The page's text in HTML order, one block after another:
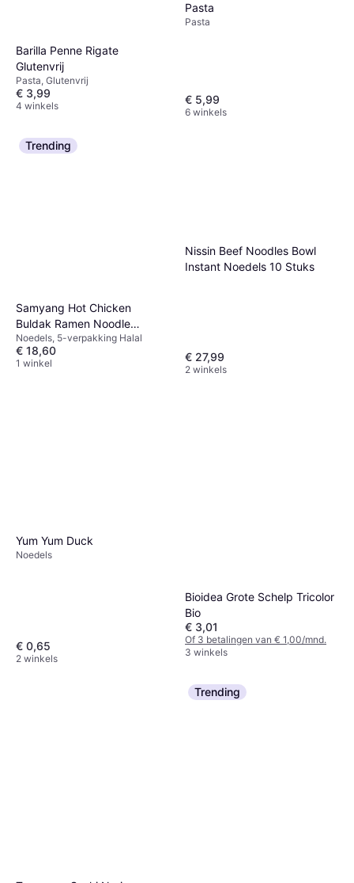
Barilla Penne Rigate
Glutenvrij
Pasta, Glutenvrij
€ 3,99
4 winkels
Pasta
Pasta
€ 5,99
6 winkels
Trending
Samyang Hot Chicken
Buldak Ramen Noodle
Cheese Flavor
Noedels, 5-verpakking Halal
€ 18,60
1 winkel
Nissin Beef Noodles Bowl
Instant Noedels 10 Stuks
€ 27,99
2 winkels
Yum Yum Duck
Noedels
€ 0,65
2 winkels
Bioidea Grote Schelp Tricolor
Bio
€ 3,01
Of 3 betalingen van € 1,00/mnd.
3 winkels
Trending